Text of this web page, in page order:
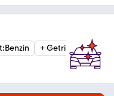
:Benzin +Getriebe: